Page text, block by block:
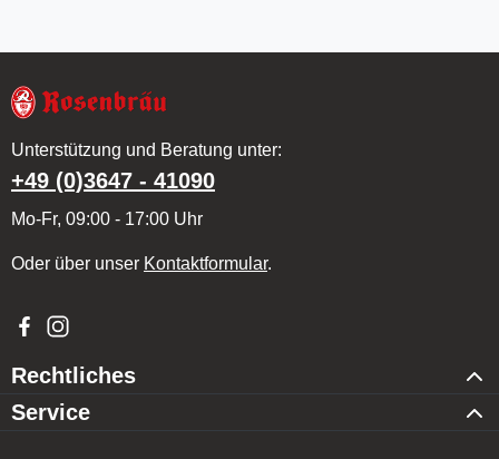
Unterstützung und Beratung unter:
+49 (0)3647 - 41090
Mo-Fr, 09:00 - 17:00 Uhr
Oder über unser Kontaktformular.
Besuche uns auf Facebook – öffnet in neuem Tab (externer
Schau auf Instagram vorbei – öffnet in neuem Tab
Rechtliches
Service